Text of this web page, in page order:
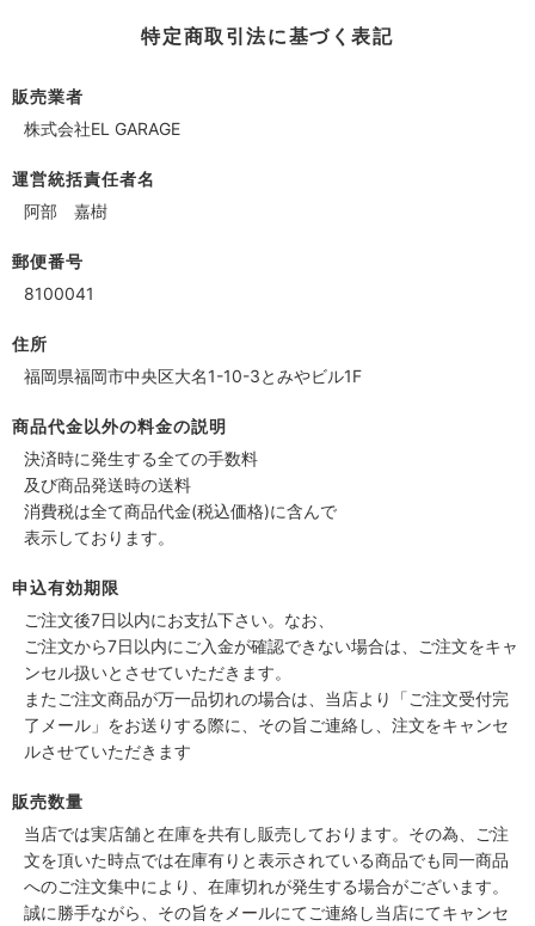
特定商取引法に基づく表記
販売業者
株式会社EL GARAGE
運営統括責任者名
阿部 嘉樹
郵便番号
8100041
住所
福岡県福岡市中央区大名1-10-3とみやビル1F
商品代金以外の料金の説明
決済時に発生する全ての手数料
及び商品発送時の送料
消費税は全て商品代金(税込価格)に含んで
表示しております。
申込有効期限
ご注文後7日以内にお支払下さい。なお、
ご注文から7日以内にご入金が確認できない場合は、ご注文をキャ
ンセル扱いとさせていただきます。
またご注文商品が万一品切れの場合は、当店より「ご注文受付完
了メール」をお送りする際に、その旨ご連絡し、注文をキャンセ
ルさせていただきます
販売数量
当店では実店舗と在庫を共有し販売しております。その為、ご注
文を頂いた時点では在庫有りと表示されている商品でも同一商品
へのご注文集中により、在庫切れが発生する場合がございます。
誠に勝手ながら、その旨をメールにてご連絡し当店にてキャンセ